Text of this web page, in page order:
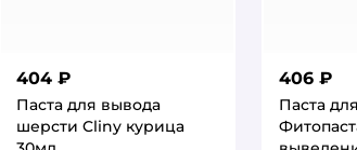
404 ₽
Паста для вывода
шерсти Cliny курица
406 ₽
Паста